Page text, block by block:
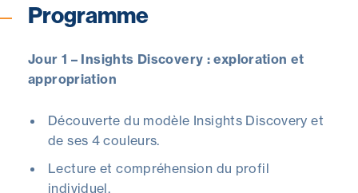
Programme
Jour 1 – Insights Discovery : exploration et
appropriation
Découverte du modèle Insights Discovery et
de ses 4 couleurs.
Lecture et compréhension du profil
individuel.